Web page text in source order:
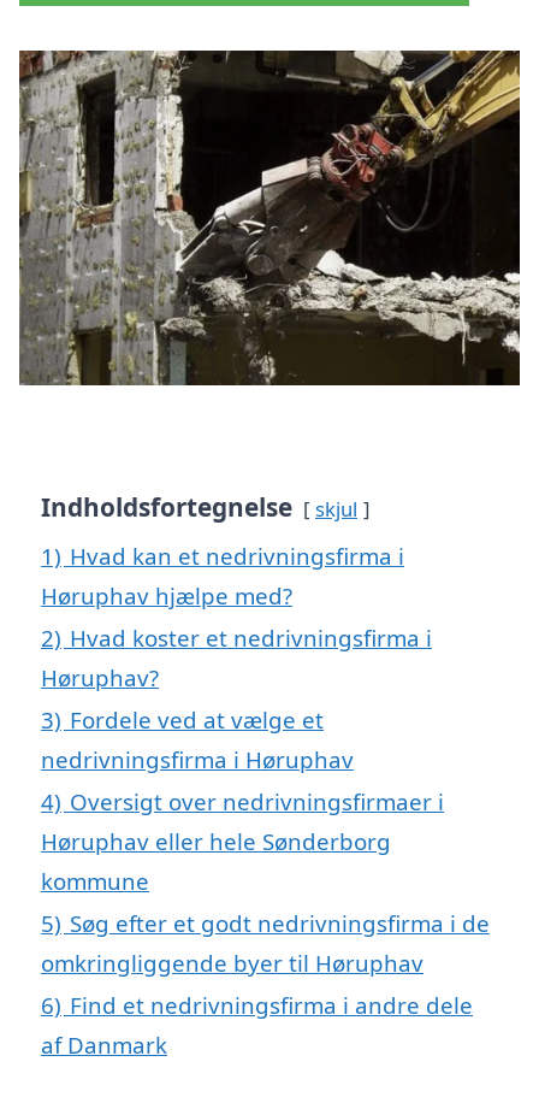
Indholdsfortegnelse skjul
1) Hvad kan et nedrivningsfirma i
Høruphav hjælpe med?
2) Hvad koster et nedrivningsfirma i
Høruphav?
3) Fordele ved at vælge et
nedrivningsfirma i Høruphav
4) Oversigt over nedrivningsfirmaer i
Høruphav eller hele Sønderborg
kommune
5) Søg efter et godt nedrivningsfirma i de
omkringliggende byer til Høruphav
6) Find et nedrivningsfirma i andre dele
af Danmark